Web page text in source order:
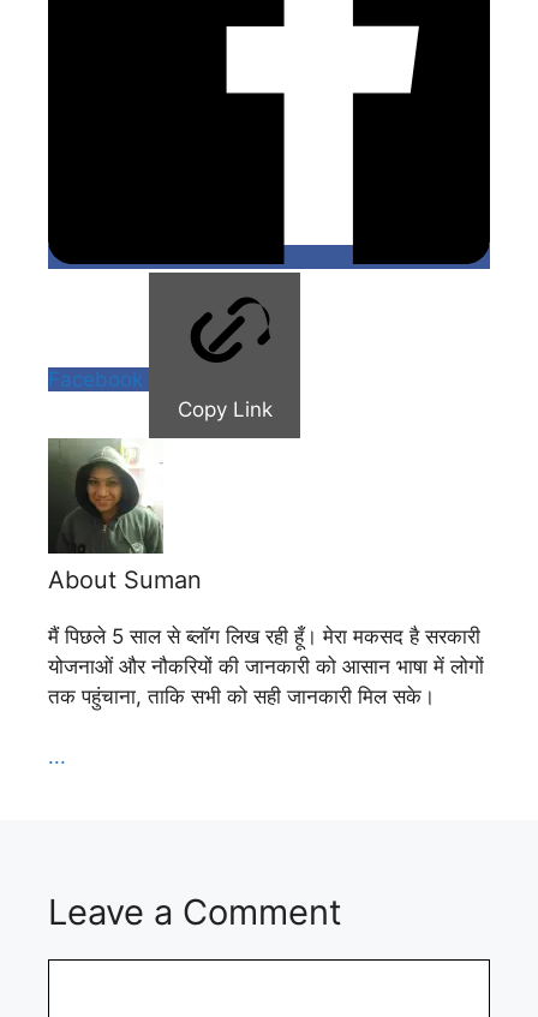
Facebook
Copy Link
About Suman
मैं पिछले 5 साल से ब्लॉग लिख रही हूँ। मेरा मकसद है सरकारी
योजनाओं और नौकरियों की जानकारी को आसान भाषा में लोगों
तक पहुंचाना, ताकि सभी को सही जानकारी मिल सके।
...
Leave a Comment